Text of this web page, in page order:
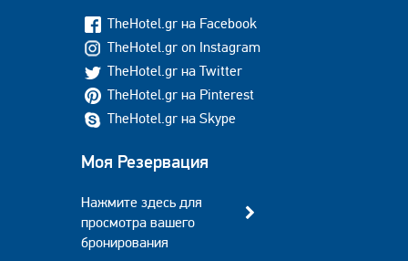
TheHotel.gr на Facebook
TheHotel.gr on Instagram
TheHotel.gr на Twitter
TheHotel.gr на Pinterest
TheHotel.gr на Skype
Моя Резервация
Нажмите здесь для
просмотра вашего
бронирования